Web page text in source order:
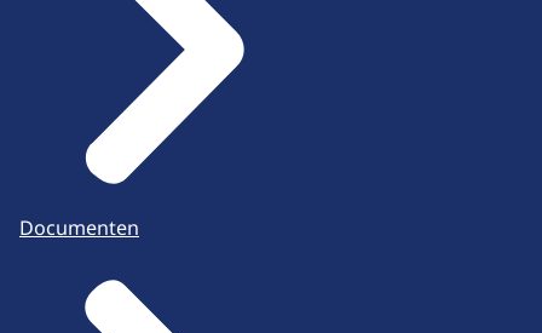
Documenten